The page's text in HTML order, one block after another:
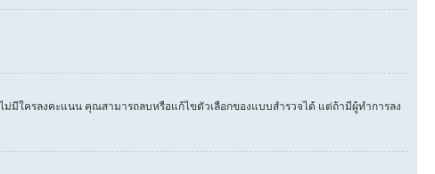
มีใครลงคะแนน คุณสามารถลบหรือแก้ไขตัวเลือกของแบบสำรวจได้ แต่ถ้ามีผู้ทำการลง